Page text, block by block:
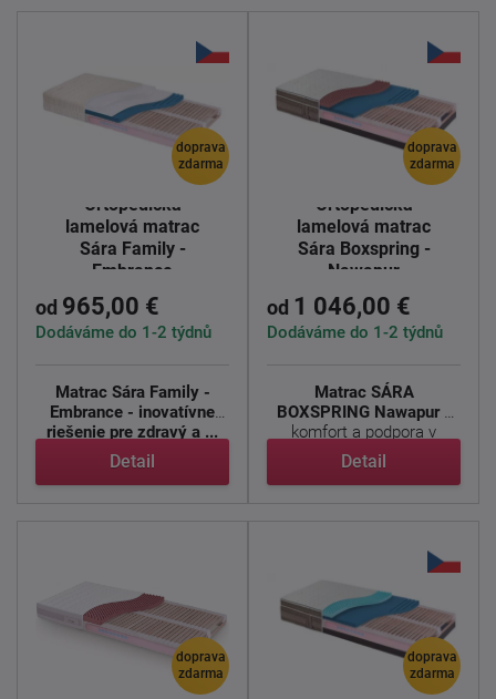
doprava
zdarma
Ortopedická
lamelová matrac
Sára Family -
Embrance
od 965,00 €
Dodáváme do 1-2 týdnů
Matrac Sára Family -
Embrance - inovatívne
riešenie pre zdravý a ...
Detail
doprava
zdarma
Ortopedická
lamelová matrac
Sára Boxspring -
Nawapur
od 1 046,00 €
Dodáváme do 1-2 týdnů
Matrac SÁRA
BOXSPRING Nawapur -
komfort a podpora v
luxusnom prevedení ...
Detail
doprava
zdarma
doprava
zdarma